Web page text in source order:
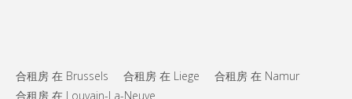
合租房 在 Brussels 合租房 在 Liege
合租房 在 Namur
合租房 在 Louvain-La-Neuve